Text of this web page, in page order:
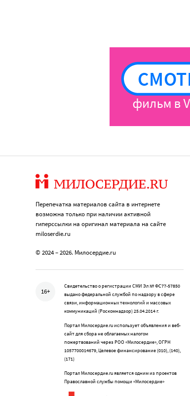
Перепечатка материалов сайта в интернете
возможна только при наличии активной
гиперссылки на оригинал материала на сайте
miloserdie.ru
© 2024 – 2026. Милосердие.ru
16+
Свидетельство о регистрации СМИ Эл № ФС77-57850
выдано федеральной службой по надзору в сфере
связи, информационных технологий и массовых
коммуникаций (Роскомнадзор) 25.04.2014 г.
Портал Милосердие.ru использует объявления и веб-
сайт для сбора не облагаемых налогом
пожертвований через РОО «Милосердие», ОГРН
1057700014679, Целевое финансирование (010), (140),
(171)
Портал Милосердие.ru является одним из проектов
Православной службы помощи «Милосердие»